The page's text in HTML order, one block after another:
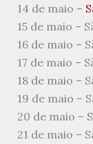
14 de maio –
15 de maio –
16 de maio –
17 de maio –
18 de maio –
19 de maio –
20 de maio –
21 de maio –